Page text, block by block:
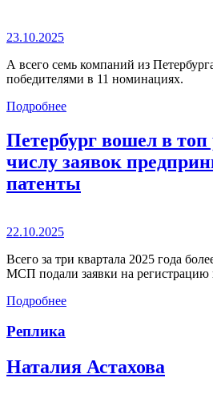
23.10.2025
А всего семь компаний из
победителями в 11 номинациях.
Подробнее
Петербург вошел в топ
числу заявок
патенты
22.10.2025
Всего за три квартала 2025 года
МСП подали заявки на регистрацию
Подробнее
Реплика
Наталия Астахова